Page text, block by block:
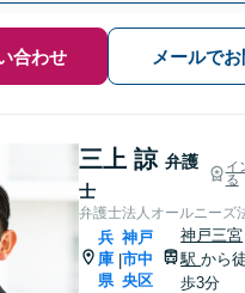
合わせ メールで
三上 諒 弁護
士
イ
る
弁護士法人オールニーズ
兵
庫
県
|
神戸
市中
央区
神戸三宮
駅から徒
歩3分